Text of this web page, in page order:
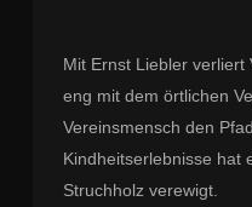
Mit Ernst Liebler
eng mit dem örtlichen
Vereinsmensch den
Kindheitserlebnisse hat
Struchholz verewigt.